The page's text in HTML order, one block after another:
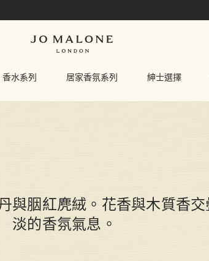
香水系列 居家香氛系列 紳士選擇
與胭紅麂絨。花香與木質香
淡的香氛氣息。